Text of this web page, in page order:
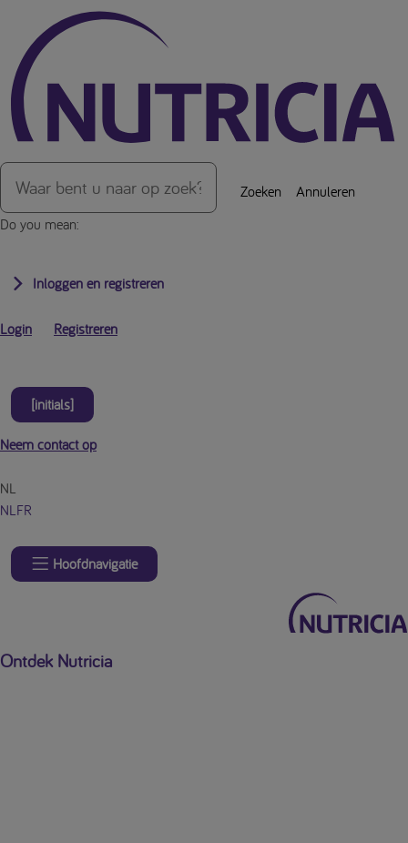
Over de inhoud van de pagina
Zoeken
Annuleren
Do you mean:
Inloggen en registreren
Login Registreren
[initials]
Neem contact op
NL
NL FR
Hoofdnavigatie
Ontdek Nutricia